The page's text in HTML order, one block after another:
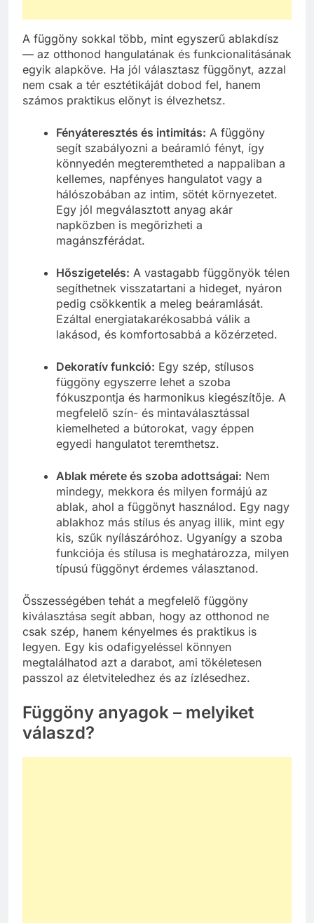
A függöny sokkal több, mint egyszerű ablakdísz
— az otthonod hangulatának és funkcionalitásának
egyik alapköve. Ha jól választasz függönyt, azzal
nem csak a tér esztétikáját dobod fel, hanem
számos praktikus előnyt is élvezhetsz.
Fényáteresztés és intimitás: A függöny
segít szabályozni a beáramló fényt, így
könnyedén megteremtheted a nappaliban a
kellemes, napfényes hangulatot vagy a
hálószobában az intim, sötét környezetet.
Egy jól megválasztott anyag akár
napközben is megőrizheti a
magánszférádat.
Hőszigetelés: A vastagabb függönyök télen
segíthetnek visszatartani a hideget, nyáron
pedig csökkentik a meleg beáramlását.
Ezáltal energiatakarékosabbá válik a
lakásod, és komfortosabbá a közérzeted.
Dekoratív funkció: Egy szép, stílusos
függöny egyszerre lehet a szoba
fókuszpontja és harmonikus kiegészítője. A
megfelelő szín- és mintaválasztással
kiemelheted a bútorokat, vagy éppen
egyedi hangulatot teremthetsz.
Ablak mérete és szoba adottságai: Nem
mindegy, mekkora és milyen formájú az
ablak, ahol a függönyt használod. Egy nagy
ablakhoz más stílus és anyag illik, mint egy
kis, szűk nyílászáróhoz. Ugyanígy a szoba
funkciója és stílusa is meghatározza, milyen
típusú függönyt érdemes választanod.
Összességében tehát a megfelelő függöny
kiválasztása segít abban, hogy az otthonod ne
csak szép, hanem kényelmes és praktikus is
legyen. Egy kis odafigyeléssel könnyen
megtalálhatod azt a darabot, ami tökéletesen
passzol az életviteledhez és az ízlésedhez.
Függöny anyagok – melyiket
válaszd?